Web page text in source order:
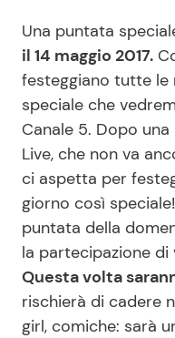
Viaggi e Turismo
Festività
Seguici
Info
Chi siamo
Una puntata
il 14 maggio 2017.
festeggiano tutte le
speciale che
Canale 5. Dopo
Live, che non va
ci aspetta per
giorno così
puntata della
la partecipazione di
Questa volta
rischierà di cadere
girl, comiche: sarà